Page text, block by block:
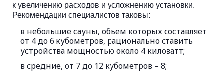
к увеличению расходов и усложнению установки.
Рекомендации специалистов таковы:
в небольшие сауны, объем которых составляет
от 4 до 6 кубометров, рационально ставить
устройства мощностью около 4 киловатт;
в средние, от 7 до 12 кубометров – 8;